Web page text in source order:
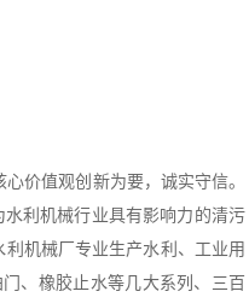
价值观创新为要，诚实守信。
利机械行业具有影响力的清污
机械厂专业生产水利、工业用
、橡胶止水等几大系列、三百